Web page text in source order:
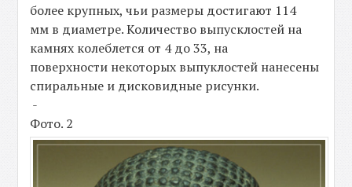
более крупных, чьи размеры достигают 114
мм в диаметре. Количество выпусклостей на
камнях колеблется от 4 до 33, на
поверхности некоторых выпуклостей нанесены
спиральные и дисковидные рисунки.
-
Фото. 2